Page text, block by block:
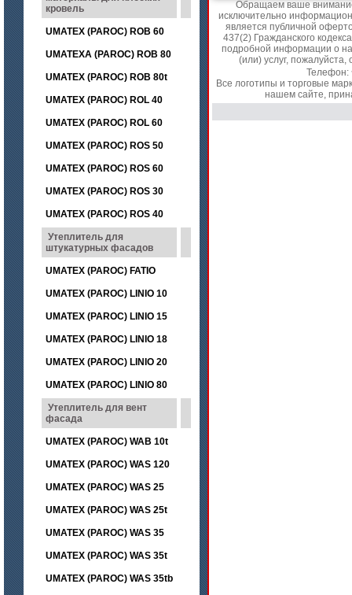
кровель
UMATEX (PAROC) ROB 60
UMATEXA (PAROC) ROB 80
UMATEX (PAROC) ROB 80t
UMATEX (PAROC) ROL 40
UMATEX (PAROC) ROL 60
UMATEX (PAROC) ROS 50
UMATEX (PAROC) ROS 60
UMATEX (PAROC) ROS 30
UMATEX (PAROC) ROS 40
Утеплитель для
штукатурных фасадов
UMATEX (PAROC) FATIO
UMATEX (PAROC) LINIO 10
UMATEX (PAROC) LINIO 15
UMATEX (PAROC) LINIO 18
UMATEX (PAROC) LINIO 20
UMATEX (PAROC) LINIO 80
Утеплитель для вент
фасада
UMATEX (PAROC) WAB 10t
UMATEX (PAROC) WAS 120
UMATEX (PAROC) WAS 25
UMATEX (PAROC) WAS 25t
UMATEX (PAROC) WAS 35
UMATEX (PAROC) WAS 35t
UMATEX (PAROC) WAS 35tb
Обращаем ваше
исключительно
является публичной
437(2) Гражданского
подробной информации о
(или) услуг,
Телефон:
Все логотипы и торговые
нашем сайте,